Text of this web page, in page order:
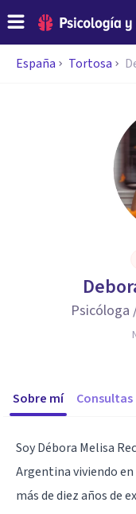
España Tortosa
Psicóloga
Sobre mí Consultas
Soy Débora Melisa
Argentina viviendo en
más de diez años de